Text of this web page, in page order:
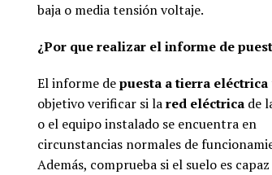
baja o media tensión voltaje.
¿Por que realizar el informe de
El informe depuesta a tierra eléctrica
objetivo verificar si lared eléctrica de
o el equipo instalado se encuentra en
circunstancias normales de
Además, comprueba si el suelo es